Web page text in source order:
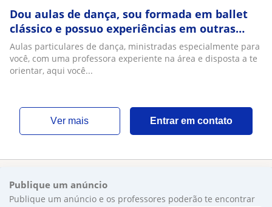
Dou aulas de dança, sou formada em ballet
clássico e possuo experiências em outras
modalidades como dança do ventre, jazz,
street dance e ginástica rítmica!
Aulas particulares de dança, ministradas especialmente para
você, com uma professora experiente na área e disposta a te
orientar, aqui você...
ver mais Entrar em contato
Publique um anúncio
Publique um anúncio e os professores poderão te encontrar